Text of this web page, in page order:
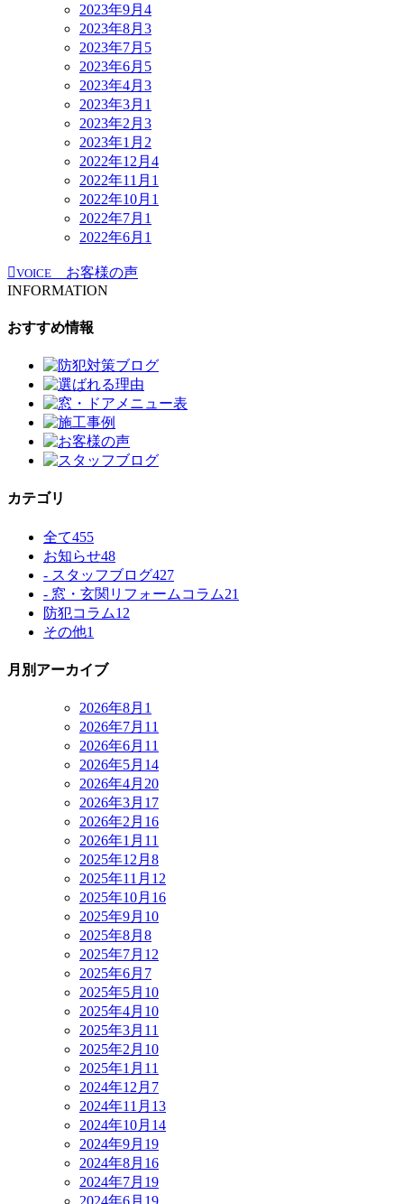
2023年9月 4
2023年8月 3
2023年7月 5
2023年6月 5
2023年4月 3
2023年3月 1
2023年2月 3
2023年1月 2
2022年12月 4
2022年11月 1
2022年10月 1
2022年7月 1
2022年6月 1
VOICE
お客様の声
INFORMATION
おすすめ情報
カテゴリ
全て455
お知らせ48
- スタッフブログ427
- 窓・玄関リフォームコラム21
防犯コラム12
その他1
月別アーカイブ
2026年8月 1
2026年7月 11
2026年6月 11
2026年5月 14
2026年4月 20
2026年3月 17
2026年2月 16
2026年1月 11
2025年12月 8
2025年11月 12
2025年10月 16
2025年9月 10
2025年8月 8
2025年7月 12
2025年6月 7
2025年5月 10
2025年4月 10
2025年3月 11
2025年2月 10
2025年1月 11
2024年12月 7
2024年11月 13
2024年10月 14
2024年9月 19
2024年8月 16
2024年7月 19
2024年6月 19